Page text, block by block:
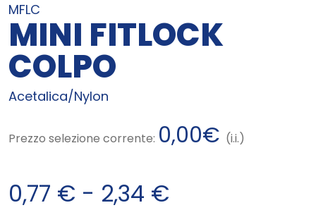
MFLC
MINI FITLOCK
COLPO
Acetalica/Nylon
Prezzo selezione corrente: 0,00€ (i.i.)
0,77 € - 2,34 €